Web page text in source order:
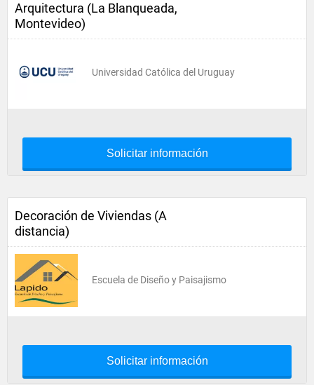
Arquitectura (La Blanqueada,
Montevideo)
Universidad Católica del Uruguay
Solicitar información
Decoración de Viviendas (A
distancia)
Escuela de Diseño y Paisajismo
Solicitar información